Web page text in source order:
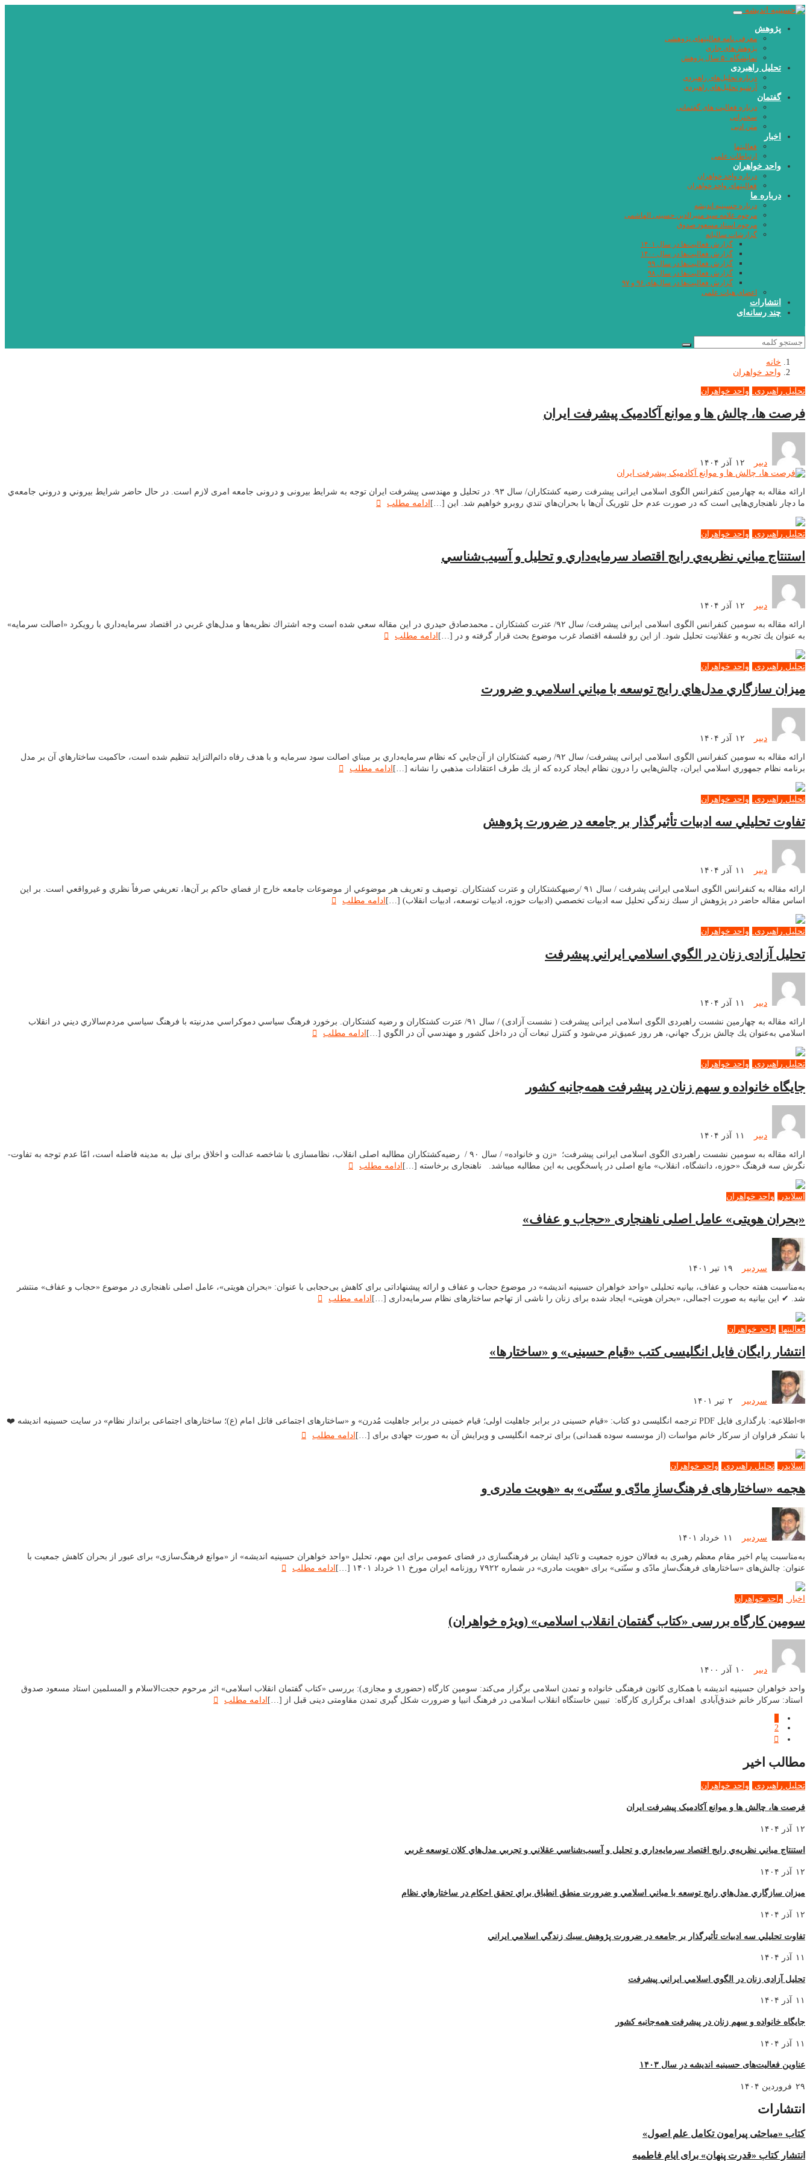
پژوهش
معرفی نامه فعالیتهای پژوهشی
پژوهش‌های جاری
نمایشگاه ۵۰ سال پژوهش
تحلیل راهبردی
درباره تحلیل‌های راهبردی
آرشیو تحلیل‌های راهبردی
گفتمان
درباره فعالیت های گفتمانی
سخنرانی
متن ادبی
اخبار
فعالیتها
ارتباطات علمی
واحد خواهران
درباره واحد خواهران
فعالیتهای واحد خواهران
درباره ما
درباره حسینیه اندیشه
مرحوم علامه سید منیرالدین حسینی الهاشمی
مرحوم استاد مسعود صدوق
گزارشات سالیانه
گزارش فعالیت‌ها در سال ۱۴۰۱
گزارش فعالیت‌ها در سال ۱۴۰۰
گزارش فعالیت‌ها در سال ۹۹
گزارش فعالیت‌ها در سال ۹۸
گزارش فعالیت‌ها در سال‌های ۹۶ و ۹۷
اعضای هیات علمی
انتشارات
چند رسانه‌ای
خانه
واحد خواهران
تحلیل راهبردی واحد خواهران
فرصت ها، چالش ها و موانع آکادمیک پیشرفت ایران
دبیر ۱۲ آذر ۱۴۰۴
ارائه مقاله به چهارمین کنفرانس الگوی اسلامی ایرانی پیشرفت رضیه کشتکاران/ سال ۹۳. در تحلیل و مهندسی پیشرفت ایران توجه به شرایط بیرونی و درونی جامعه امری لازم است. در حال حاضر شرايط بيروني و دروني جامعه‌ي
ما دچار ناهنجاري‌هايی است كه در صورت عدم حل تئوریک آن‌ها با بحران‌هاي تندي روبرو خواهیم شد. اين […] ادامه مطلب
تحلیل راهبردی واحد خواهران
استنتاج مباني نظريه‌ي رايج اقتصاد سرمايه‌داري و تحليل و آسيب‌شناسي
دبیر ۱۲ آذر ۱۴۰۴
ارائه مقاله به سومین کنفرانس الگوی اسلامی ایرانی پیشرفت/ سال ۹۲/ عترت کشتکاران ـ محمدصادق حيدري در اين مقاله سعي شده است وجه اشتراك نظريه‌ها و مدل‌هاي غربي در اقتصاد سرمايه‌داري با رويكرد «اصالت سرمايه»
به عنوان يك تجربه و عقلانيت تحليل شود. از اين رو فلسفه اقتصاد غرب موضوع بحث قرار گرفته و در […]ادامه مطلب
تحلیل راهبردی واحد خواهران
ميزان سازگاري مدل‌هاي رايج توسعه با مباني اسلامي و ضرورت
دبیر ۱۲ آذر ۱۴۰۴
ارائه مقاله به سومین کنفرانس الگوی اسلامی ایرانی پیشرفت/ سال ۹۲/ رضیه کشتکاران از آن‌جايي كه نظام سرمايه‌داري بر مبناي اصالت سود سرمايه و با هدف رفاه دائم‌التزايد تنظيم شده است، حاكميت ساختارهاي آن بر مدل
برنامه نظام جمهوري اسلامي ايران، چالش‌هايي را درون نظام ايجاد كرده كه از يك طرف اعتقادات مذهبي را نشانه […]ادامه مطلب
تحلیل راهبردی واحد خواهران
تفاوت تحليلي سه ادبيات تأثيرگذار بر جامعه در ضرورت پژوهش
دبیر ۱۱ آذر ۱۴۰۴
ارائه مقاله به کنفرانس الگوی اسلامی ایرانی پشرفت / سال ۹۱ /رضیهکشتکاران و عترت کشتکاران. توصيف و تعريف هر موضوعي از موضوعات جامعه خارج از فضاي حاكم بر آن‌ها،‌ تعريفي صرفاً نظري و غيرواقعي است. بر اين
اساس مقاله حاضر در پژوهش از سبك زندگي تحليل سه ادبيات تخصصي (ادبيات حوزه،‌ ادبيات توسعه، ادبيات انقلاب) […] ادامه مطلب
تحلیل راهبردی واحد خواهران
تحليل آزادی زنان در الگوي اسلامي ايراني پيشرفت
دبیر ۱۱ آذر ۱۴۰۴
ارائه مقاله به چهارمین نشست راهبردی الگوی اسلامی ایرانی پیشرفت ( نشست آزادی) / سال ۹۱/ عترت کشتکاران و رضیه کشتکاران. برخورد فرهنگ سياسي دموكراسي مدرنيته با فرهنگ سياسي مردم‌سالاري ديني در انقلاب
اسلامي به‌عنوان يك چالش بزرگ جهاني، هر روز عميق‌تر مي‌شود و كنترل تبعات آن در داخل كشور و مهندسي آن در الگوي […] ادامه مطلب
تحلیل راهبردی واحد خواهران
جایگاه خانواده و سهم زنان در پیشرفت همه‌جانبه کشور
دبیر ۱۱ آذر ۱۴۰۴
ارائه مقاله به سومین نشست راهبردی الگوی اسلامی ایرانی پیشرفت؛ «زن و خانواده» / سال ۹۰ / رضیه‌کشتکاران مطالبه اصلی انقلاب، نظام­سازی با شاخصه عدالت و اخلاق برای نیل به مدینه فاضله است، امّا عدم توجه به تفاوت­
نگرش سه فرهنگ «حوزه، دانشگاه، انقلاب» مانع اصلی در پاسخ­گویی به این مطالبه می­باشد. ناهنجاری برخاسته […] ادامه مطلب
اسلایدر واحد خواهران
«بحران هویتی» عامل اصلی ناهنجاری «حجاب و عفاف»
سردبیر ۱۹ تیر ۱۴۰۱
به‌مناسبت هفته حجاب و عفاف، بیانیه تحلیلی «واحد خواهران حسینیه اندیشه» در موضوع حجاب و عفاف و ارائه پیشنهاداتی برای کاهش بی‌حجابی با عنوان: «بحران هویتی»، عامل اصلی ناهنجاری در موضوع «حجاب و عفاف» منتشر
شد. ✔ این بیانیه به صورت اجمالی، «بحران هویتی» ایجاد شده برای زنان را ناشی از تهاجم ساختارهای نظام سرمایه‌داری […] ادامه مطلب
فعالیتها واحد خواهران
انتشار رایگان فایل انگلیسی کتب «قیام حسینی» و «ساختارها»
سردبیر ۲ تیر ۱۴۰۱
📣اطلاعیه: بارگذاری فایل PDF ترجمه انگلیسی دو کتاب: «قیام حسینی در برابر جاهلیت اولی؛ قیام خمینی در برابر جاهلیت مُدرن» و «ساختارهای اجتماعی قاتل امام (ع)؛ ساختارهای اجتماعی برانداز نظام» در سایت حسینیه اندیشه ❤️
با تشکر فراوان از سرکار خانم مواسات (از موسسه سوده هَمدانی) برای ترجمه انگلیسی و ویرایش آن به صورت جهادی برای […] ادامه مطلب
اسلایدر تحلیل راهبردی واحد خواهران
هجمه‌ «ساختارهای فرهنگ‌سازِ مادّی و سنّتی» به «هویت مادری و
سردبیر ۱۱ خرداد ۱۴۰۱
به‌مناسبت پیام اخیر مقام معظم رهبری به فعالان حوزه جمعیت و تاکید ایشان بر فرهنگسازی در فضای عمومی برای این مهم، تحلیل «واحد خواهران حسینیه اندیشه» از «موانع فرهنگ‌سازی» برای عبور از بحران کاهش جمعیت با
عنوان: چالش‌های «ساختارهای فرهنگ‌سازِ مادّی و سنّتی» برای «هویت مادری» در شماره ۷۹۲۲ روزنامه ایران مورخ ۱۱ خرداد ۱۴۰۱ […]
ادامه مطلب
اخبار واحد خواهران
سومین کارگاه بررسی «کتاب گفتمان انقلاب اسلامی» (ویژه خواهران)
دبیر ۱۰ آذر ۱۴۰۰
واحد خواهران حسینیه اندیشه با همکاری کانون فرهنگی خانواده و تمدن اسلامی برگزار می‌کند: سومین کارگاه (حضوری و مجازی): بررسی «کتاب گفتمان انقلاب اسلامی» اثر مرحوم حجت‌الاسلام و المسلمین استاد مسعود صدوق
استاد: سرکار خانم خندق‌آبادی اهداف برگزاری کارگاه: تبیین خاستگاه انقلاب اسلامی در فرهنگ انبیا و ضرورت شکل گیری تمدن مقاومتی دینی قبل از […] ادامه مطلب
2
مطالب اخیر
تحلیل راهبردی واحد خواهران
فرصت ها، چالش ها و موانع آکادمیک پیشرفت ایران
۱۲ آذر ۱۴۰۴
استنتاج مباني نظريه‌ي رايج اقتصاد سرمايه‌داري و تحليل و آسيب‌شناسي عقلاني و تجربي مدل‌هاي كلان توسعه غربي
۱۲ آذر ۱۴۰۴
ميزان سازگاري مدل‌هاي رايج توسعه با مباني اسلامي و ضرورت منطق انطباق براي تحقق احكام در ساختارهاي نظام
۱۲ آذر ۱۴۰۴
تفاوت تحليلي سه ادبيات تأثيرگذار بر جامعه در ضرورت پژوهش سبك زندگي اسلامي ايراني
۱۱ آذر ۱۴۰۴
تحليل آزادی زنان در الگوي اسلامي ايراني پيشرفت
۱۱ آذر ۱۴۰۴
جایگاه خانواده و سهم زنان در پیشرفت همه‌جانبه کشور
۱۱ آذر ۱۴۰۴
عناوین فعالیت‌های حسینیه اندیشه در سال ۱۴۰۳
۲۹ فروردین ۱۴۰۴
انتشارات
کتاب «مباحثی پیرامون تکامل علم اصول»
انتشار کتاب «قدرت پنهان» برای ایام فاطمیه